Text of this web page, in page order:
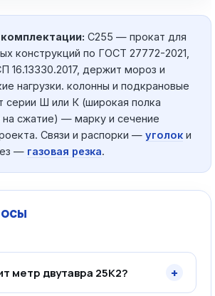
С255 — прокат для
конструкций по ГОСТ 27772-2021,
16.13330.2017, держит мороз и
нагрузки. колонны и подкрановые
серии Ш или К (широкая полка
на сжатие) — марку и сечение
Связи и распорки — уголок и
— газовая резка.
метр двутавра 25К2? +